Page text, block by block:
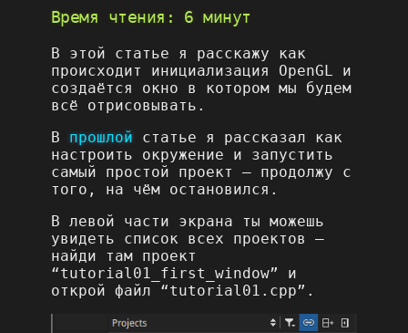
Время чтения: 6 минут
В этой статье я расскажу как
происходит инициализация OpenGL и
создаётся окно в котором мы будем
всё отрисовывать.
В прошлой статье я рассказал как
настроить окружение и запустить
самый простой проект – продолжу с
того, на чём остановился.
В левой части экрана ты можешь
увидеть список всех проектов –
найди там проект
“tutorial01_first_window” и
открой файл “tutorial01.cpp”.